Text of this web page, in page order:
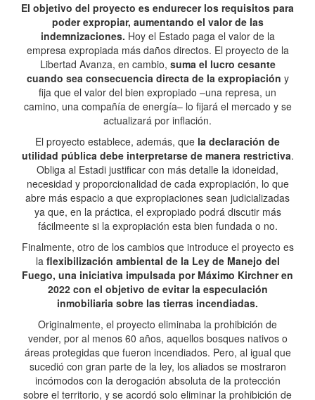
El objetivo del proyecto es endurecer los requisitos para
poder expropiar, aumentando el valor de las
indemnizaciones. Hoy el Estado paga el valor de la
empresa expropiada más daños directos. El proyecto de la
Libertad Avanza, en cambio, suma el lucro cesante
cuando sea consecuencia directa de la expropiación y
fija que el valor del bien expropiado –una represa, un
camino, una compañía de energía– lo fijará el mercado y se
actualizará por inflación.
El proyecto establece, además, que la declaración de
utilidad pública debe interpretarse de manera restrictiva.
Obliga al Estadi justificar con más detalle la idoneidad,
necesidad y proporcionalidad de cada expropiación, lo que
abre más espacio a que expropiaciones sean judicializadas
ya que, en la práctica, el expropiado podrá discutir más
fácilmeente si la expropiación esta bien fundada o no.
Finalmente, otro de los cambios que introduce el proyecto es
la flexibilización ambiental de la Ley de Manejo del
Fuego, una iniciativa impulsada por Máximo Kirchner en
2022 con el objetivo de evitar la especulación
inmobiliaria sobre las tierras incendiadas.
Originalmente, el proyecto eliminaba la prohibición de
vender, por al menos 60 años, aquellos bosques nativos o
áreas protegidas que fueron incendiados. Pero, al igual que
sucedió con gran parte de la ley, los aliados se mostraron
incómodos con la derogación absoluta de la protección
sobre el territorio, y se acordó solo eliminar la prohibición de